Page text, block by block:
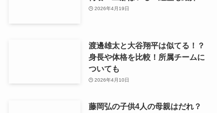
2026年4月19日
渡邊雄太と大谷翔平は似てる！？
身長や体格を比較！所属チームに
ついても
2026年4月10日
藤岡弘の子供4人の母親はだれ？